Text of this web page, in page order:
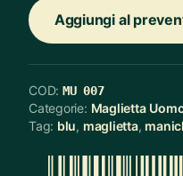
Aggiungi al
COD: MU 007
Categorie: Maglietta
Tag: blu, maglietta,